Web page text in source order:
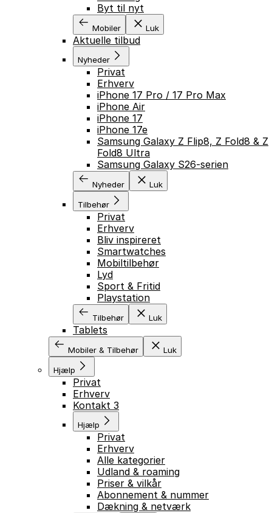
Byt til nyt
Mobiler Luk
Aktuelle tilbud
Nyheder
Privat
Erhverv
iPhone 17 Pro / 17 Pro Max
iPhone Air
iPhone 17
iPhone 17e
Samsung Galaxy Z Flip8, Z Fold8 & Z
Fold8 Ultra
Samsung Galaxy S26-serien
Nyheder Luk
Tilbehør
Privat
Erhverv
Bliv inspireret
Smartwatches
Mobiltilbehør
Lyd
Sport & Fritid
Playstation
Tilbehør Luk
Tablets
Mobiler & Tilbehør Luk
Hjælp
Privat
Erhverv
Kontakt 3
Hjælp
Privat
Erhverv
Alle kategorier
Udland & roaming
Priser & vilkår
Abonnement & nummer
Dækning & netværk